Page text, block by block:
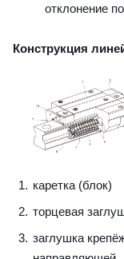
отклонение
Конструкция
каретка (блок)
торцевая
заглушка